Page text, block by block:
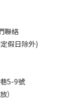
聯絡
假日除外)
5-9號
）